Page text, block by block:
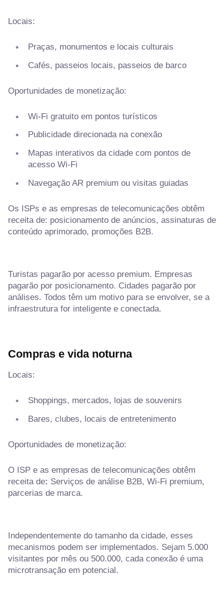
Locais:
Praças, monumentos e locais culturais
Cafés, passeios locais, passeios de barco
Oportunidades de monetização:
Wi-Fi gratuito em pontos turísticos
Publicidade direcionada na conexão
Mapas interativos da cidade com pontos de
acesso Wi-Fi
Navegação AR premium ou visitas guiadas
Os ISPs e as empresas de telecomunicações obtêm
receita de: posicionamento de anúncios, assinaturas de
conteúdo aprimorado, promoções B2B.
Turistas pagarão por acesso premium. Empresas
pagarão por posicionamento. Cidades pagarão por
análises. Todos têm um motivo para se envolver, se a
infraestrutura for inteligente e conectada.
Compras e vida noturna
Locais:
Shoppings, mercados, lojas de souvenirs
Bares, clubes, locais de entretenimento
Oportunidades de monetização:
O ISP e as empresas de telecomunicações obtêm
receita de: Serviços de análise B2B, Wi-Fi premium,
parcerias de marca.
Independentemente do tamanho da cidade, esses
mecanismos podem ser implementados. Sejam 5.000
visitantes por mês ou 500.000, cada conexão é uma
microtransação em potencial.